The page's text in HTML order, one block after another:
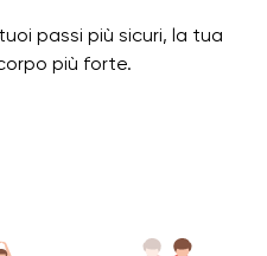
passi più sicuri, la tua
più forte.